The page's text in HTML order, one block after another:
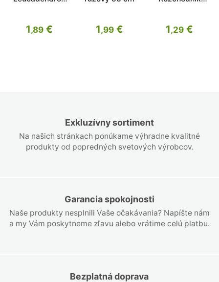
Exkluzívny sortiment
Na našich stránkach ponúkame výhradne kvalitné
produkty od popredných svetových výrobcov.
Garancia spokojnosti
Naše produkty nesplnili Vaše očakávania? Napíšte nám
a my Vám poskytneme zľavu alebo vrátime celú platbu.
Bezplatná doprava
1,89 € 1,99€ 1,29 €